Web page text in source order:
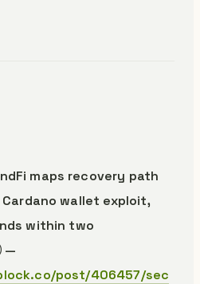
maps recovery path
wallet exploit,
within two
—
post/406457/sec